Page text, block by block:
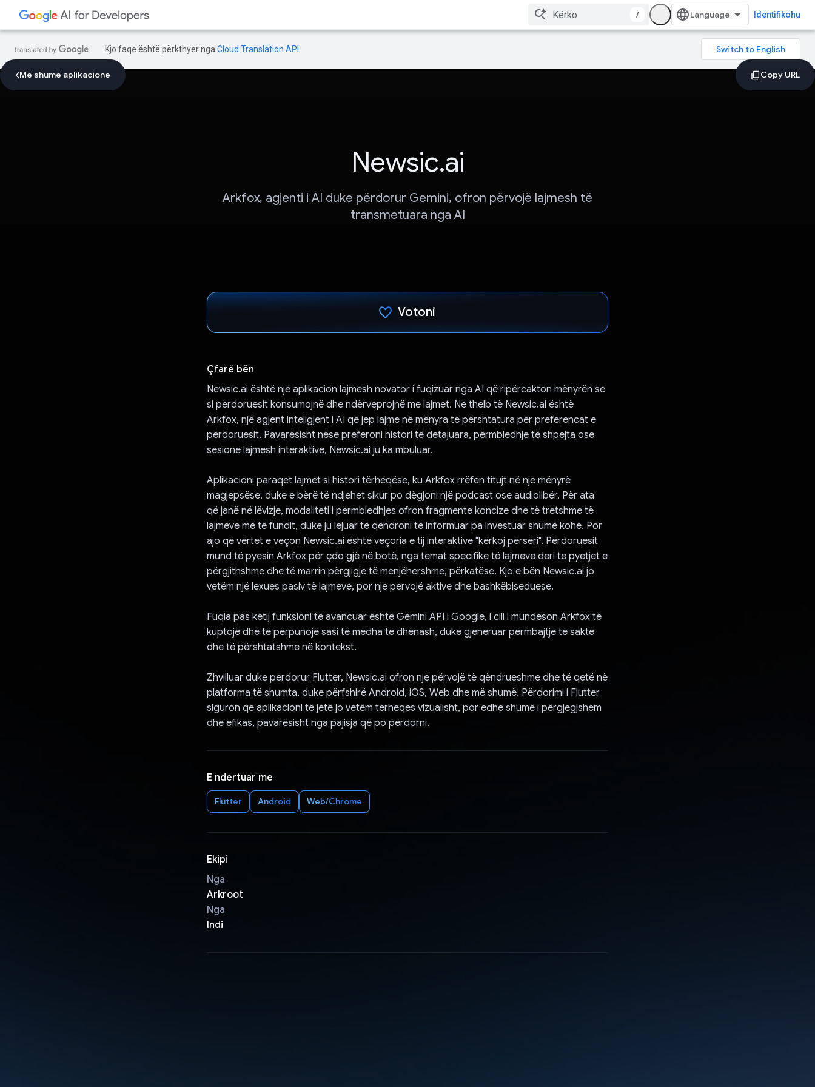
/ Identifikohu
Kjo faqe është përkthyer nga Cloud Translation API
Më shumë aplikacione
Newsic.ai
Arkfox, agjenti i AI duke përdorur Gemini, ofron përvojë lajmesh të
transmetuara nga AI
Votoni
Çfarë bën
Newsic.ai është një aplikacion lajmesh novator i fuqizuar nga AI që ripërcakton mënyrën se
si përdoruesit konsumojnë dhe ndërveprojnë me lajmet. Në thelb të Newsic.ai është
Arkfox, një agjent inteligjent i AI që jep lajme në mënyra të përshtatura për preferencat e
përdoruesit. Pavarësisht nëse preferoni histori të detajuara, përmbledhje të shpejta ose
sesione lajmesh interaktive, Newsic.ai ju ka mbuluar.
Aplikacioni paraqet lajmet si histori tërheqëse, ku Arkfox rrëfen titujt në një mënyrë
magjepsëse, duke e bërë të ndjehet sikur po dëgjoni një podcast ose audiolibër. Për ata
që janë në lëvizje, modaliteti i përmbledhjes ofron fragmente koncize dhe të tretshme të
lajmeve më të fundit, duke ju lejuar të qëndroni të informuar pa investuar shumë kohë. Por
ajo që vërtet e veçon Newsic.ai është veçoria e tij interaktive "kërkoj përsëri". Përdoruesit
mund të pyesin Arkfox për çdo gjë në botë, nga temat specifike të lajmeve deri te pyetjet e
përgjithshme dhe të marrin përgjigje të menjëhershme, përkatëse. Kjo e bën Newsic.ai jo
vetëm një lexues pasiv të lajmeve, por një përvojë aktive dhe bashkëbiseduese.
Fuqia pas këtij funksioni të avancuar është Gemini API i Google, i cili i mundëson Arkfox të
kuptojë dhe të përpunojë sasi të mëdha të dhënash, duke gjeneruar përmbajtje të saktë
dhe të përshtatshme në kontekst.
Zhvilluar duke përdorur Flutter, Newsic.ai ofron një përvojë të qëndrueshme dhe të qetë në
platforma të shumta, duke përfshirë Android, iOS, Web dhe më shumë. Përdorimi i Flutter
siguron që aplikacioni të jetë jo vetëm tërheqës vizualisht, por edhe shumë i përgjegjshëm
dhe efikas, pavarësisht nga pajisja që po përdorni.
E ndertuar me
Flutter Android Web/Chrome
Ekipi
Nga
Arkroot
Nga
Indi